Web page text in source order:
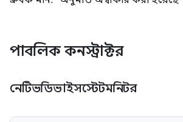
পাবলিক কনস্ট্রাক্টর
নেটিভডিভাইসস্টেটমনিটর